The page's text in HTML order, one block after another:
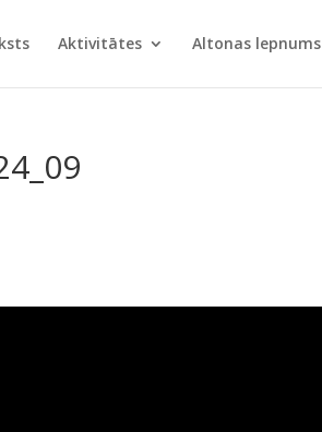
Aktivitātes Altonas lepnums